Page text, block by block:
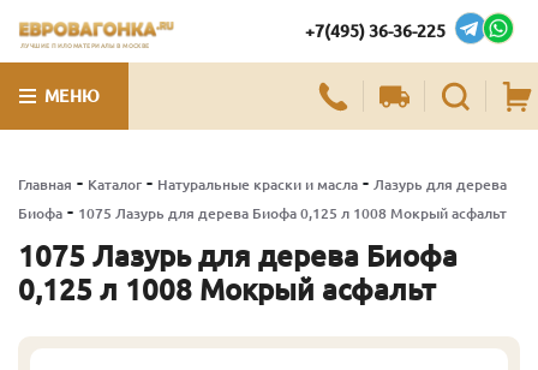
ЛУЧШИЕ ПИЛОМАТЕРИАЛЫ В МОСКВЕ
+7(495) 36-36-225
МЕНЮ
Главная - Каталог - Натуральные краски и масла - Лазурь для дерева
Биофа - 1075 Лазурь для дерева Биофа 0,125 л 1008 Мокрый асфальт
1075 Лазурь для дерева Биофа
0,125 л 1008 Мокрый асфальт